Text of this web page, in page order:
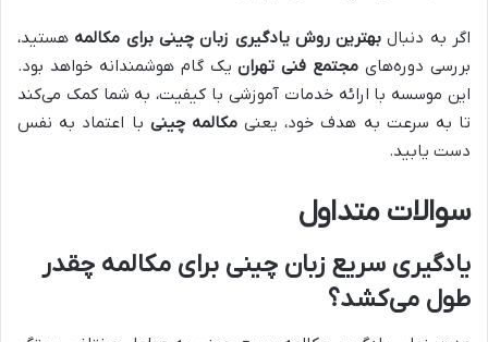
اگر به دنبال بهترین روش یادگیری زبان چینی برای مکالمه هستید،
بررسی دوره‌های مجتمع فنی تهرانیک گام هوشمندانه خواهد بود.
این موسسه با ارائه خدمات آموزشی با کیفیت، به شما کمک می‌کند
تا به سرعت به هدف خود، یعنیمکالمه چینی با اعتماد به نفس
دست یابید.
سوالات متداول
یادگیری سریع زبان چینی برای مکالمه چقدر
طول می‌کشد؟